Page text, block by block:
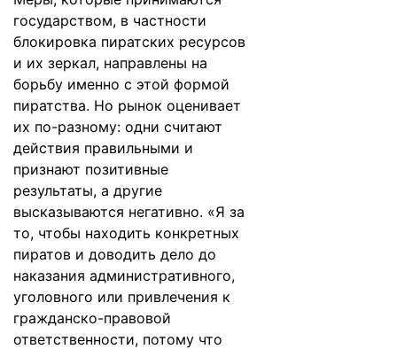
государством, в частности
блокировка пиратских ресурсов
и их зеркал, направлены на
борьбу именно с этой формой
пиратства. Но рынок оценивает
их по-разному: одни считают
действия правильными и
признают позитивные
результаты, а другие
высказываются негативно. «Я за
то, чтобы находить конкретных
пиратов и доводить дело до
наказания административного,
уголовного или привлечения к
гражданско-правовой
ответственности, потому что